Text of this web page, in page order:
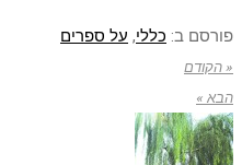
פורסם ב: כללי, על ספרים
« הקודם
הבא »